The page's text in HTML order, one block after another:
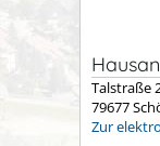
Talstraße
79677
Zur